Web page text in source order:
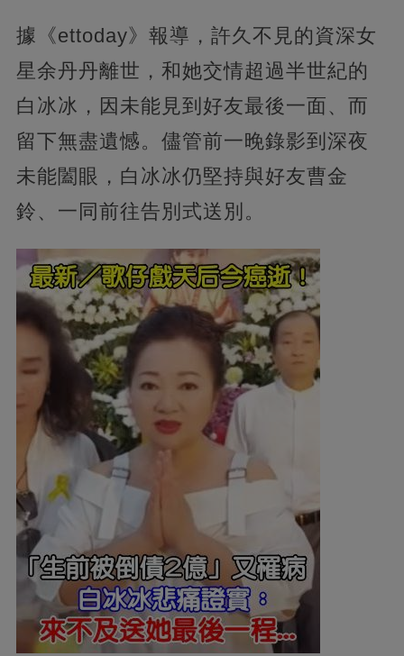
據《ettoday》報導，許久不見的資深女
星余丹丹離世，和她交情超過半世紀的
白冰冰，因未能見到好友最後一面、而
留下無盡遺憾。儘管前一晚錄影到深夜
未能闔眼，白冰冰仍堅持與好友曹金
鈴、一同前往告別式送別。